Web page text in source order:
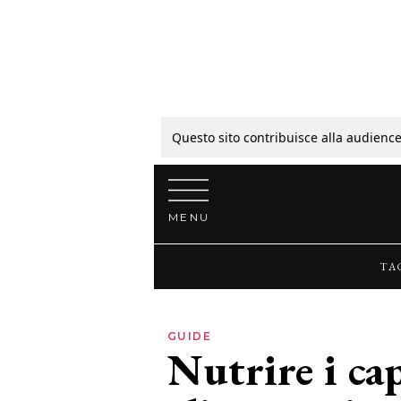
Questo sito contribuisce alla
Vai al contenuto
MENU
GUIDE
Nutrire i